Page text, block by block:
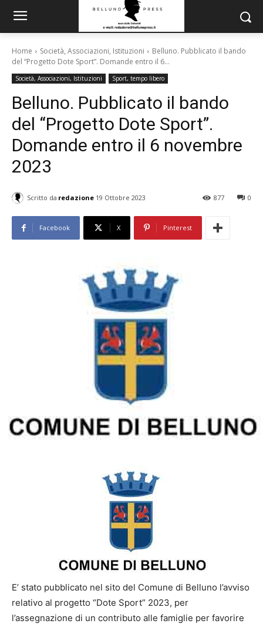
Home Società, Associazioni, Istituzioni
Belluno. Pubblicato il bando
del “Progetto Dote Sport”. Domande entro il 6...
Società, Associazioni, Istituzioni Sport, tempo libero
Belluno. Pubblicato il bando
del “Progetto Dote Sport”.
Domande entro il 6 novembre
2023
Scritto da redazione 19 Ottobre 2023 0
877
Facebook X Pinterest
E’ stato pubblicato nel sito del Comune di Belluno l’avviso
relativo al progetto “Dote Sport” 2023, per
l’assegnazione di un contributo alle famiglie per favorire